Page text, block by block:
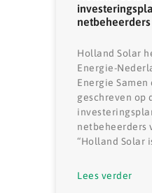
netbeheerders
Holland Solar
Energie-
Energie
geschreven op
netbeheerders
“Holland Solar
Lees verder